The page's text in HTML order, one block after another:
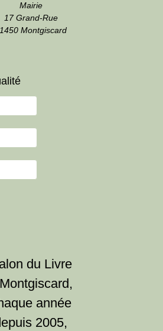
Mairie
17 Grand-Rue
Montgiscard
du Livre
année
2005,